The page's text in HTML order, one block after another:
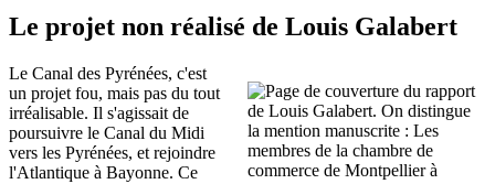
Le projet non réalisé de Louis Galabert
Le Canal des Pyrénées, c'est
un projet fou, mais pas du tout
irréalisable. Il s'agissait de
poursuivre le Canal du Midi
vers les Pyrénées, et rejoindre
l'Atlantique à Bayonne. Ce